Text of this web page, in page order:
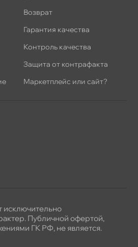
озврат
Гарантия качества
Контроль качества
Защита от контрафакта
Маркетплейс или сайт?
исключительно
Публичной офертой,
ГК РФ, не является.